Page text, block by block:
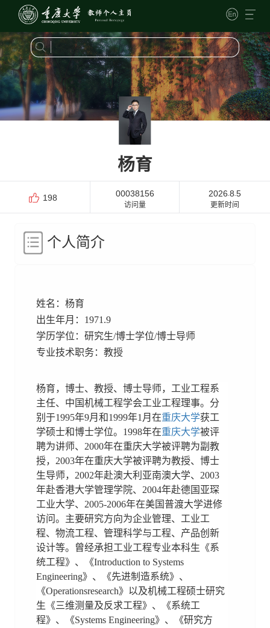
杨育
198 00038156
访问量
2026-8-5
更新时间
个人简介
姓名：杨育
出生年月：1971.9
学历学位：研究生/博士学位/博士导师
专业技术职务：教授
杨育，博士、教授、博士导师，工业工程系
主任、中国机械工程学会工业工程理事。分
别于1995年9月和1999年1月在重庆大学获工
学硕士和博士学位。1998年在重庆大学被评
聘为讲师、2000年在重庆大学被评聘为副教
授，2003年在重庆大学被评聘为教授、博士
生导师，2002年赴澳大利亚南澳大学、2003
年赴香港大学管理学院、2004年赴德国亚琛
工业大学、2005-2006年在美国普渡大学进修
访问。主要研究方向为企业管理、工业工
程、物流工程、管理科学与工程、产品创新
设计等。曾经承担工业工程专业本科生《系
统工程》、《Introduction to Systems
Engineering》、《先进制造系统》、
《Operationsresearch》以及机械工程硕士研究
生《三维测量及反求工程》、《系统工
程》、《Systems Engineering》、《研究方